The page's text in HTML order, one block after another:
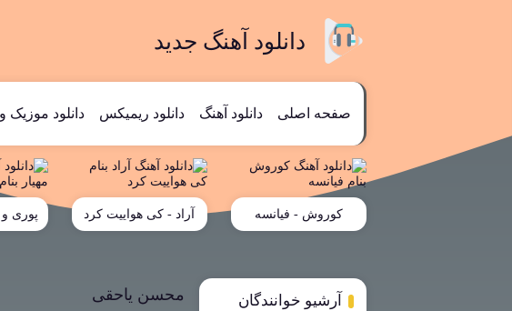
دانلود آهنگ جدید
صفحه اصلی دانلود آهنگ دانلود ریمیکس دانلود موزیک
کوروش - فیانسه آراد - کی هواییت کرد
پوری و
محسن یاحقی آرشیو خوانندگان